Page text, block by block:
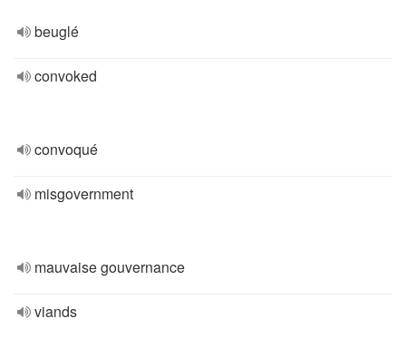
beuglé
convoked
convoqué
misgovernment
mauvaise gouvernance
viands